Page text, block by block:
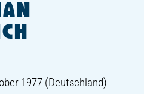
1977 (Deutschland)